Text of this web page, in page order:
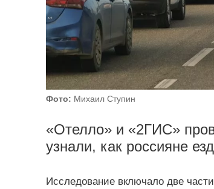
Фото: Михаил Ступин
«Отелло» и «2ГИС»
узнали, как россияне
Исследование включало две